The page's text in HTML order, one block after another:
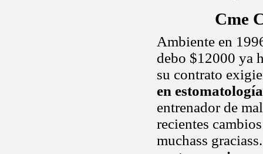
Cme
Ambiente en
debo $12000 ya
su contrato
en estomatología
entrenador de
recientes
muchass